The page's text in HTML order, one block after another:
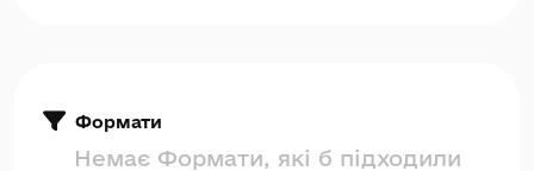
Формати
Немає Формати, які б підходили